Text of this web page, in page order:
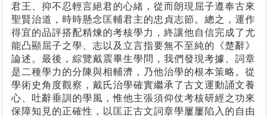
君王、抑不忍輕言絕君的心緒，從而朗現屈子遵奉古來
聖賢治道，時時懸念匡輔君主的忠貞志節。總之，運作
得宜的品評搭配精煉的考核學力，終讓他自信完成了尤
能凸顯屈子之學、志以及立言指要無不至純的《楚辭》
論述。最後，綜覽戴震畢生學問，我們發現考據、詞章
是二種學力的分陳與相輔濟，乃他治學的根本策略。從
學術史角度觀察，戴氏治學確實繼承了古文運動誦文養
心、吐辭垂訓的學風，惟他主張須仰仗考核研經之功來
保障知見的正確性，以匡正古文詞章學屢屢陷入的自由